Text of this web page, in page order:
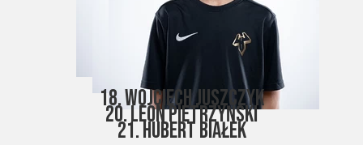
21. Hubert Białek
20. LEon Pietrzyński
18. Wojciech Juszczyk